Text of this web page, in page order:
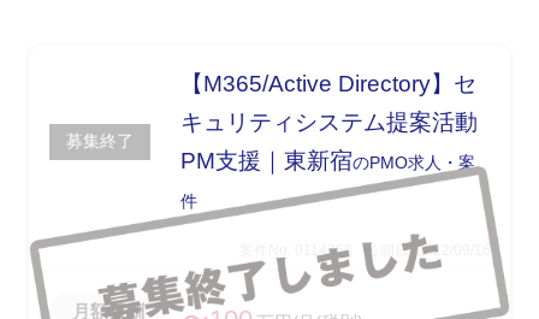
募集終了
【M365/Active Directory】セ
キュリティシステム提案活動
PM支援｜東新宿のPMO求人・案
件
案件No. 0114266 公開日: 2022/09/16
月額報酬